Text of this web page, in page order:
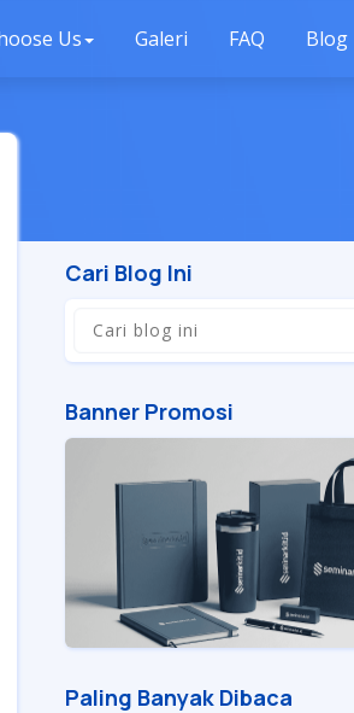
Us Galeri FAQ Blog
Cari Blog Ini
Banner Promosi
Paling Banyak Dibaca